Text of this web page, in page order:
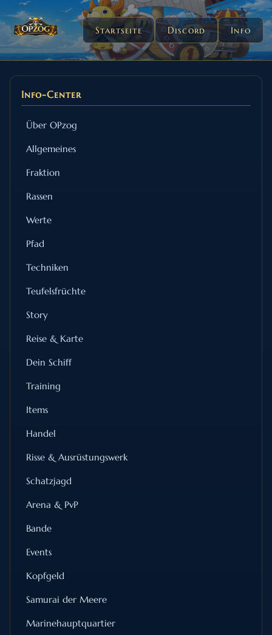
Startseite Discord Info
Info-Center
Über OPzog
Allgemeines
Fraktion
Rassen
Werte
Pfad
Techniken
Teufelsfrüchte
Story
Reise & Karte
Dein Schiff
Training
Items
Handel
Risse & Ausrüstungswerk
Schatzjagd
Arena & PvP
Bande
Events
Kopfgeld
Samurai der Meere
Marinehauptquartier